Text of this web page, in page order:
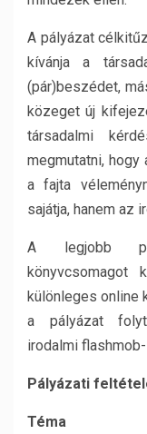
A pályázat
kívánja a
(pár)beszédet,
közeget új
társadalmi
megmutatni, hogy
a fajta
sajátja, hanem az
A legjobb
könyvcsomagot
különleges online
a pályázat
irodalmi
Pályázati
Téma